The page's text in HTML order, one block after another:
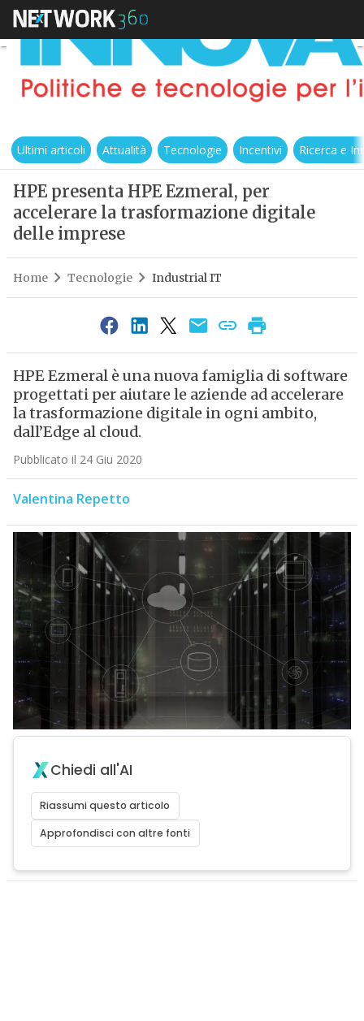
Ultimi articoli Attualità Tecnologie Incentivi Ricerca e
HPE presenta HPE Ezmeral, per
accelerare la trasformazione digitale
delle imprese
Home Tecnologie Industrial IT
HPE Ezmeral è una nuova famiglia di software
progettati per aiutare le aziende ad accelerare
la trasformazione digitale in ogni ambito,
dall’Edge al cloud.
Pubblicato il 24 Giu 2020
Valentina Repetto
Chiedi all'AI
Riassumi questo articolo
Approfondisci con altre fonti